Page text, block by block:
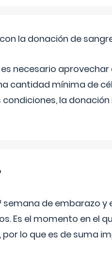
la donación de
necesario
cantidad mínima de
la donación
semana de embarazo y
Es el momento en el
lo que es de suma